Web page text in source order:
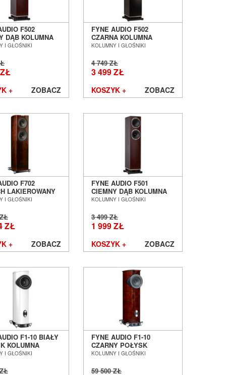
F502
DĄB KOLUMNA
SALON
---
I GŁOŚNIKI
+ ZOBACZ
FYNE AUDIO F502
CZARNA KOLUMNA
PODŁOGOWA SALON
KOLUMNY I GŁOŚNIKI
4 749 ZŁ
3 499 ZŁ
KOSZYK + ZOBACZ
F702
LAKIEROWANY
PODŁOGOWE
I GŁOŚNIKI
ZŁ
+ ZOBACZ
FYNE AUDIO F501
CIEMNY DĄB KOLUMNA
PODŁOGOWA SALON
KOLUMNY I GŁOŚNIKI
3 499 ZŁ
1 999 ZŁ
KOSZYK + ZOBACZ
F1-10 BIAŁY
KOLUMNA
SALON
I GŁOŚNIKI
FYNE AUDIO F1-10
CZARNY POŁYSK
KOLUMNA PODŁOGOWA
WROCŁAW
KOLUMNY I GŁOŚNIKI
59 500 ZŁ